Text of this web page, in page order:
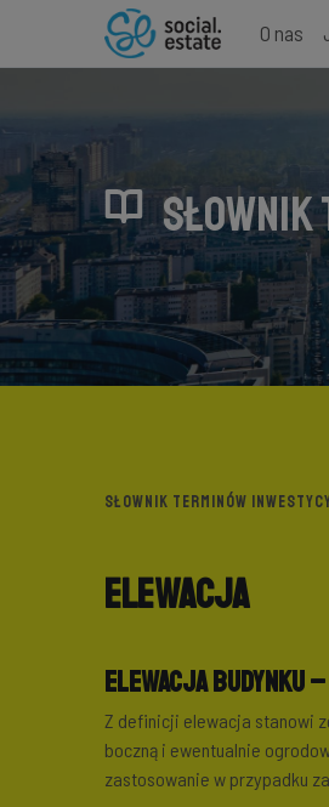
O nas
SŁOWNIK
SŁOWNIK TERMINÓW
Elewacja
Elewacja budynku
Z definicji elewacja stanowi
boczną i ewentualnie
zastosowanie w przypadku